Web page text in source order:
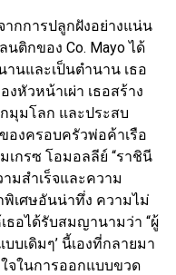
ากการปลูกฝังอย่างแน่น
ติกของ Co. Mayo ได้
านและเป็นตำนาน เธอ
หัวหน้าเผ่า เธอสร้าง
มุมโลก และประสบ
องครอบครัวพ่อค้าเรือ
เกรซ โอมอลลีย์ “ราชินี
มสำเร็จและความ
เศษอันน่าทึ่ง ความไม่
ธอได้รับสมญานามว่า “ผู้
บเดิมๆ’ นี้เองที่กลายมา
จในการออกแบบขวด